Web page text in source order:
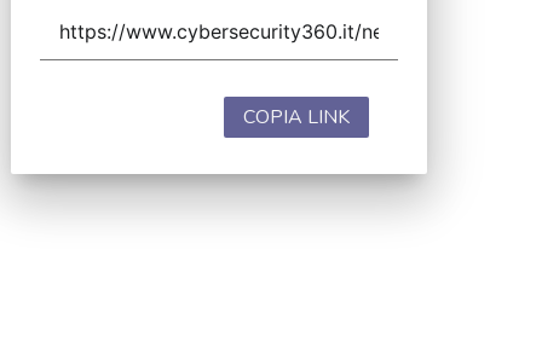
COPIA LINK